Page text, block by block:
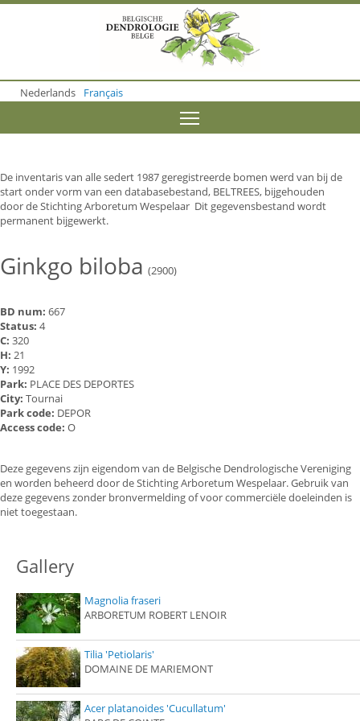
o
m
o
n
t
e
n
Nederlands Français
De inventaris van alle sedert 1987 geregistreerde bomen werd van bij de
start onder vorm van een databasebestand, BELTREES, bijgehouden
door de Stichting Arboretum Wespelaar Dit gegevensbestand wordt
permanent bijgewerkt.
Ginkgo biloba (2900)
BD num: 667
Status: 4
C: 320
H: 21
Y: 1992
Park: PLACE DES DEPORTES
City: Tournai
Park code: DEPOR
Access code: O
Deze gegevens zijn eigendom van de Belgische Dendrologische Vereniging
en worden beheerd door de Stichting Arboretum Wespelaar. Gebruik van
deze gegevens zonder bronvermelding of voor commerciële doeleinden is
niet toegestaan.
Gallery
Magnolia fraseri
ARBORETUM ROBERT LENOIR
Tilia 'Petiolaris'
DOMAINE DE MARIEMONT
Acer platanoides 'Cucullatum'